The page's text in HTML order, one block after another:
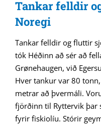
Tankar felldir
Noregi
Tankar felldir og fluttir
tók Héðinn að sér að
Grønehaugen, við
Hver tankur var 80
metrar að þvermáli.
fjörðinn til Ryttervik þar
fyrir fiskiolíu. Stórir